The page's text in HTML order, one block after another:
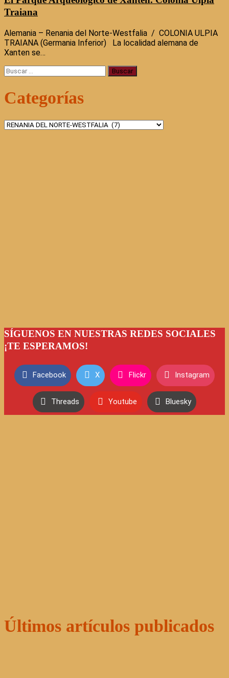
Traiana
Alemania – Renania del Norte-Westfalia / COLONIA ULPIA
TRAIANA (Germania Inferior) La localidad alemana de
Xanten se…
Buscar:
Categorías
Categorías
SÍGUENOS EN NUESTRAS REDES SOCIALES
¡TE ESPERAMOS!
Facebook X Flickr Instagram
Threads Youtube Bluesky
Últimos artículos publicados